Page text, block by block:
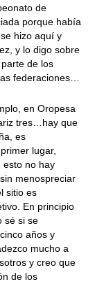
de
porque había
hizo aquí y
y lo digo sobre
de los
federaciones…
en Oropesa
tres…hay que
es
lugar,
esto no hay
menospreciar
sitio es
En principio
sé si se
años y
mucho a
y creo que
de los